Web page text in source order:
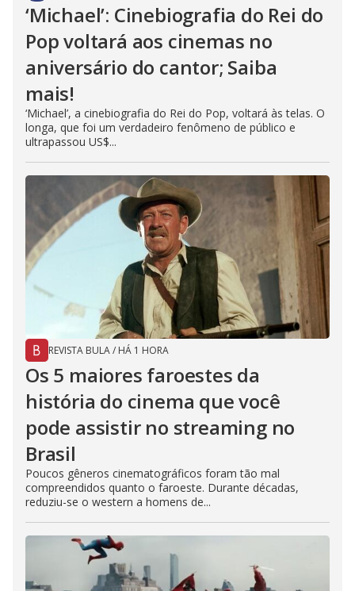
‘Michael’: Cinebiografia do Rei do
Pop voltará aos cinemas no
aniversário do cantor; Saiba
mais!
‘Michael’, a cinebiografia do Rei do Pop, voltará às telas. O
longa, que foi um verdadeiro fenômeno de público e
ultrapassou US$...
REVISTA BULA/ HÁ 1 HORA
Os 5 maiores faroestes da
história do cinema que você
pode assistir no streaming no
Brasil
Poucos gêneros cinematográficos foram tão mal
compreendidos quanto o faroeste. Durante décadas,
reduziu-se o western a homens de...